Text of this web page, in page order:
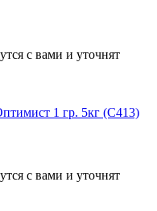
с вами и уточнят
1 гр. 5кг (С413)
с вами и уточнят